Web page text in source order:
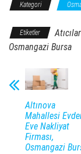
Kategori
Etiketler
Osmangazi Bursa
Altınova
Mahallesi
Eve Nakliyat
Firması,
Osmangazi